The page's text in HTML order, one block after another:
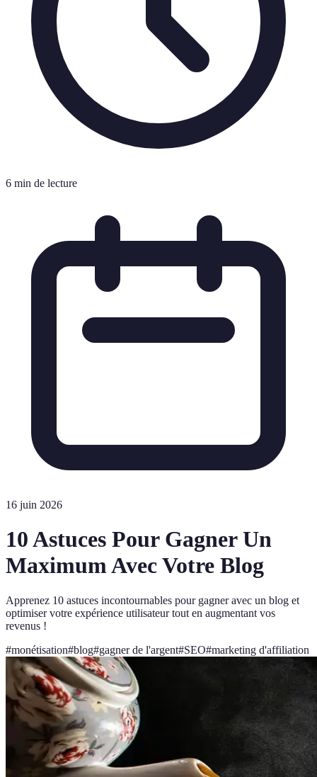
6 min de lecture
16 juin 2026
10 Astuces Pour Gagner Un
Maximum Avec Votre Blog
Apprenez 10 astuces incontournables pour gagner avec un blog et
optimiser votre expérience utilisateur tout en augmentant vos
revenus !
#monétisation#blog#gagner de l'argent#SEO#marketing d'affiliation